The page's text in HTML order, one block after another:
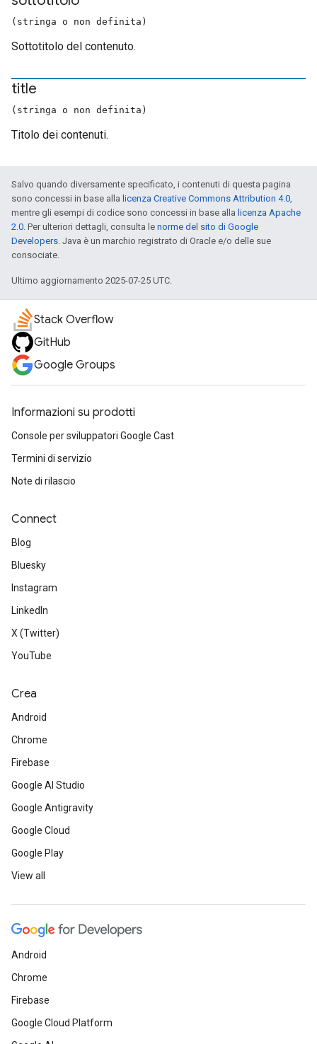
(stringa o non definita)
Sottotitolo del contenuto.
title
(stringa o non definita)
Titolo dei contenuti.
Salvo quando diversamente specificato, i contenuti di questa pagina
sono concessi in base alla licenza Creative Commons Attribution 4.0,
mentre gli esempi di codice sono concessi in base alla licenza Apache
2.0. Per ulteriori dettagli, consulta le norme del sito di Google
Developers. Java è un marchio registrato di Oracle e/o delle sue
consociate.
Ultimo aggiornamento 2025-07-25 UTC.
Stack Overflow
GitHub
Google Groups
Informazioni su prodotti
Console per sviluppatori Google Cast
Termini di servizio
Note di rilascio
Connect
Blog
Bluesky
Instagram
LinkedIn
X (Twitter)
YouTube
Crea
Android
Chrome
Firebase
Google AI Studio
Google Antigravity
Google Cloud
Google Play
View all
Android
Chrome
Firebase
Google Cloud Platform